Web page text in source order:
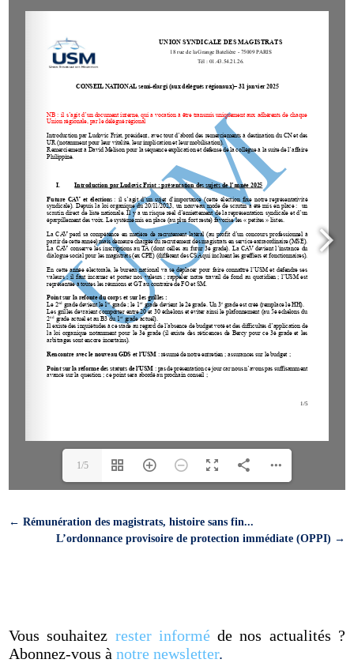
1/5
←Rémunération des magistrats, histoire sans fin...
L’ordonnance provisoire de protection immédiate (OPPI) →
Vous souhaitez rester informéde nos actualités ?
Abonnez-vous ànotre newsletter.